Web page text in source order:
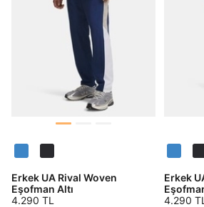
Erkek UA Rival Woven
Eşofman Altı
4.290 TL
Erkek
4.290 TL